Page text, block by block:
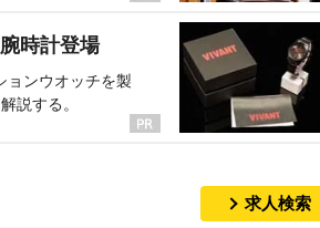
時計登場
ョンウオッチを製
説する。
求人検索